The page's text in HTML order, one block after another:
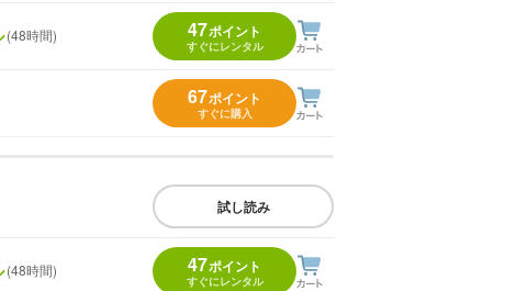
(48時間) 47ポイント
すぐにレンタル
67ポイント
すぐに購入
試し読み
(48時間) 47ポイント
すぐにレンタル